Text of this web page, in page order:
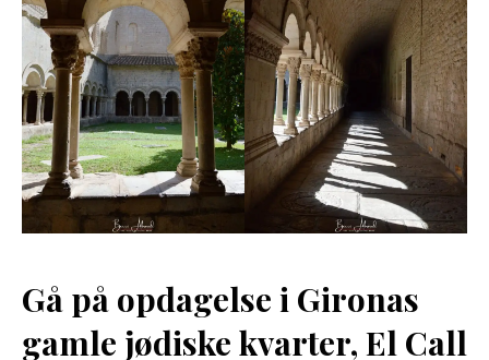
Gå på opdagelse i Gironas
gamle jødiske kvarter, El Call